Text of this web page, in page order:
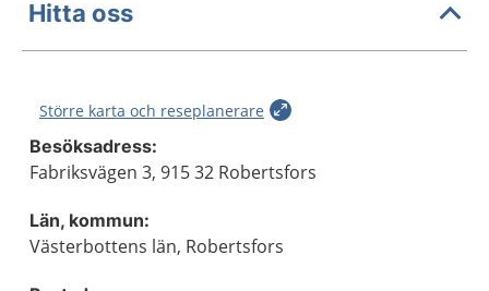
Hitta oss
Större karta och reseplanerare
Besöksadress:
Fabriksvägen 3, 915 32 Robertsfors
Län, kommun:
Västerbottens län, Robertsfors